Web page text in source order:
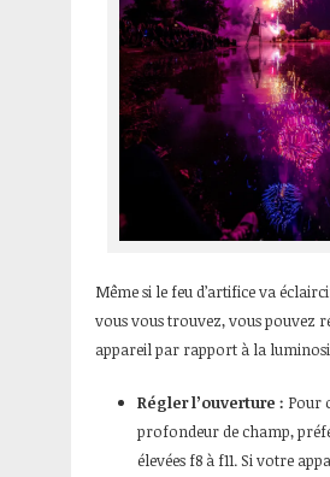
Même si le feu d’artifice va
vous vous trouvez, vous pouvez
appareil par rapport à la
Régler l’ouverture : Pour
profondeur de champ,
élevées f8 à f11. Si votre